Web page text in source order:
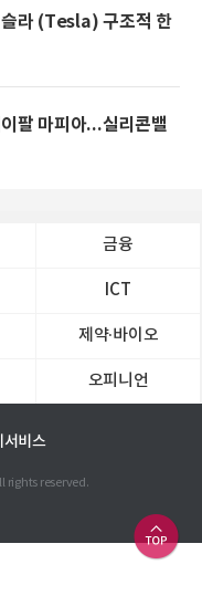
구조적 한
팔 마피아...실리콘밸
금융
ICT
제약∙바이오
오피니언
서비스
rights reserved.